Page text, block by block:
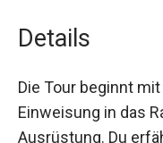
Details
Die Tour beginnt
Einweisung in das
der Ausrüstung. Du